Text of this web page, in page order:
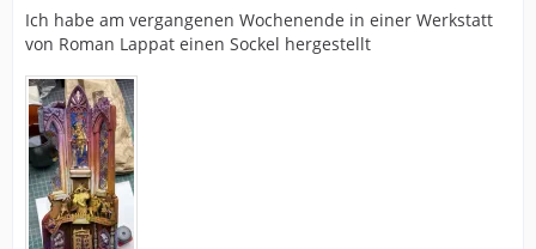
Ich habe am vergangenen Wochenende in einer Werkstatt
von Roman Lappat einen Sockel hergestellt